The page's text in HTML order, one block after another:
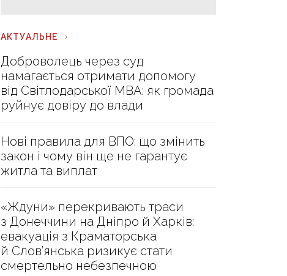
АКТУАЛЬНЕ
Доброволець через суд
намагається отримати допомогу
від Світлодарської МВА: як громада
руйнує довіру до влади
Нові правила для ВПО: що змінить
закон і чому він ще не гарантує
житла та виплат
«Ждуни» перекривають траси
з Донеччини на Дніпро й Харків:
евакуація з Краматорська
й Слов’янська ризикує стати
смертельно небезпечною